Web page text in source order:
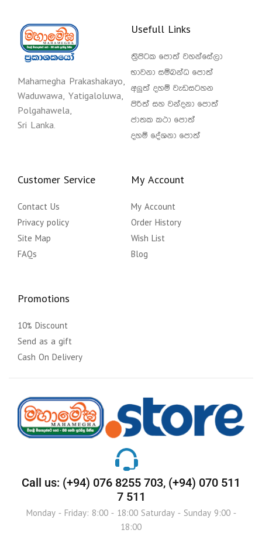
Mahamegha Prakashakayo,
Waduwawa, Yatigaloluwa,
Polgahawela,
Sri Lanka.
Usefull Links
ත්‍රිපිටක පොත් වහන්සේලා
භාවනා සම්බන්ධ පොත්
අලුත් දහම් වැඩසටහන
පිරිත් සහ වන්දනා පොත්
ජාතක කථා පොත්
දහම් දේශනා පොත්
Customer Service
Contact Us
Privacy policy
Site Map
FAQs
My Account
My Account
Order History
Wish List
Blog
Promotions
10% Discount
Send as a gift
Cash On Delivery
Call us: (+94) 076 8255 703, (+94) 070 511
7 511
Monday - Friday: 8:00 - 18:00 Saturday - Sunday 9:00 -
18:00